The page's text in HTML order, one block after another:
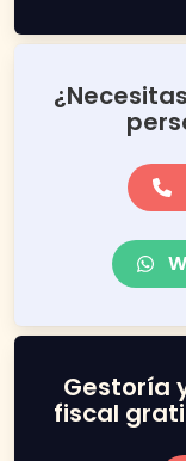
Gestoría
fiscal